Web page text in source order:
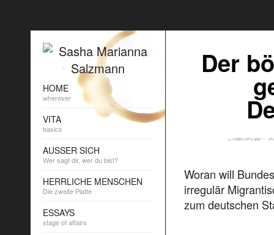
Der
Woran will
irregulär
zum deutschen
HOME
wherever
VITA
basics
AUSSER SICH
Wer sagt dir, wer du bist?
HERRLICHE MENSCHEN
Die zweite Platte
ESSAYS
stage of affairs